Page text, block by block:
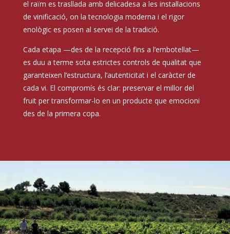
el raïm es trasllada amb delicadesa a les instal·lacions
de vinificació, on la tecnologia moderna i el rigor
enològic es posen al servei de la tradició.
Cada etapa —des de la recepció fins a l’embotellat—
es duu a terme sota estrictes controls de qualitat que
garanteixen l’estructura, l’autenticitat i el caràcter de
cada vi. El compromís és clar: preservar el millor del
fruit per transformar-lo en un producte que emocioni
des de la primera copa.